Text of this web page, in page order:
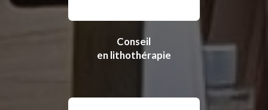
Conseil
en lithothérapie